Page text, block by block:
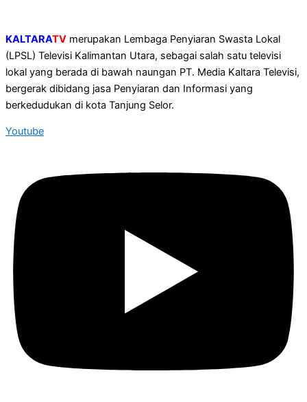
KALTARATV merupakan Lembaga Penyiaran Swasta Lokal
(LPSL) Televisi Kalimantan Utara, sebagai salah satu televisi
lokal yang berada di bawah naungan PT. Media Kaltara Televisi,
bergerak dibidang jasa Penyiaran dan Informasi yang
berkedudukan di kota Tanjung Selor.
Youtube